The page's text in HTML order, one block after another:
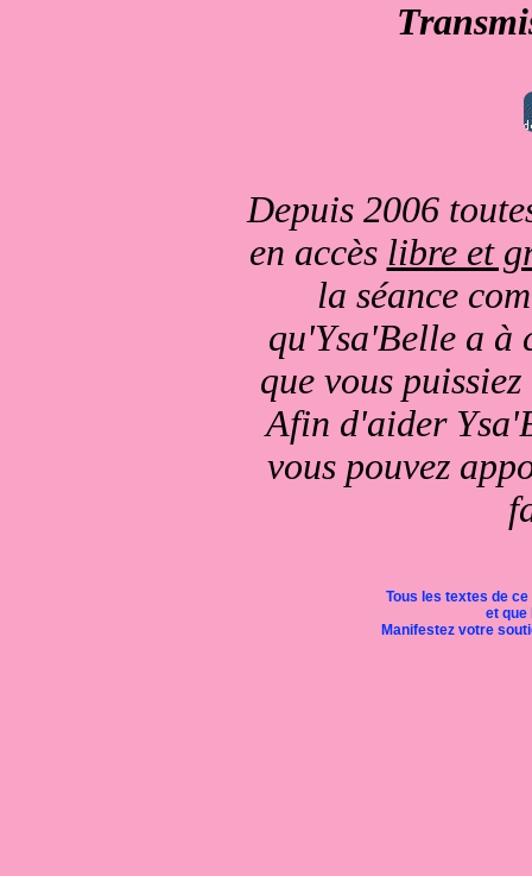
Depuis 2006
en accès libre et
la séance
qu'Ysa'Belle a à
que vous
Afin d'aider
vous pouvez
Tous les textes de
et
Manifestez votre